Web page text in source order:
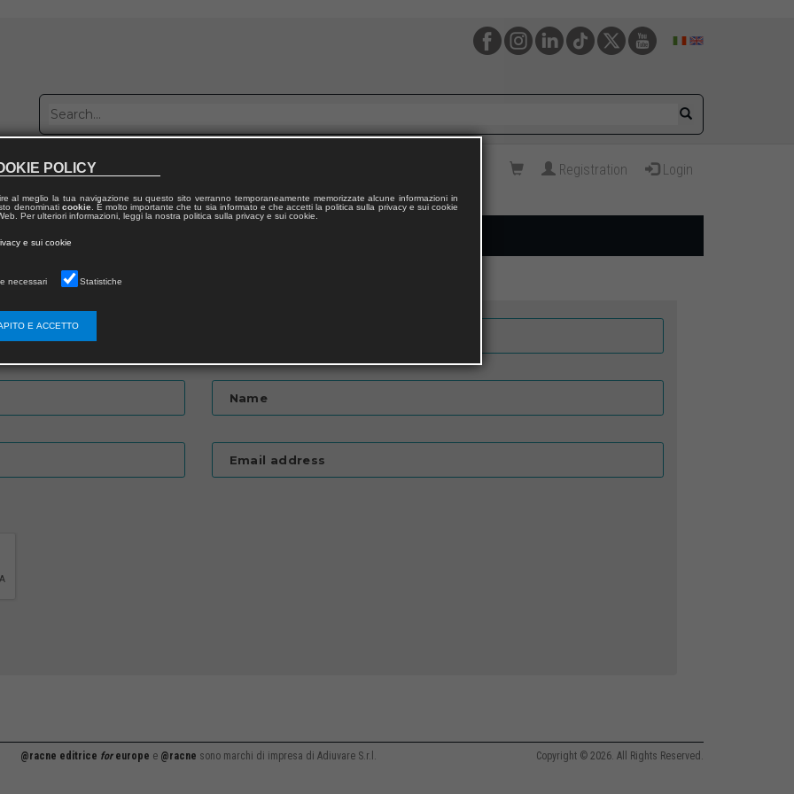
with us Registration Login
Name
Email address
@racne editrice foreurope e @racne sono marchi di impresa di Adiuvare S.r.l. Copyright © 2026. All Rights Reserved.
POLICY
al meglio la tua navigazione su questo sito verranno temporaneamente memorizzate alcune informazioni in
denominati cookie. È molto importante che tu sia informato e che accetti la politica sulla privacy e sui cookie
Per ulteriori informazioni, leggi la nostra politica sulla privacy e sui cookie.
e sui cookie
necessari Statistiche
E ACCETTO